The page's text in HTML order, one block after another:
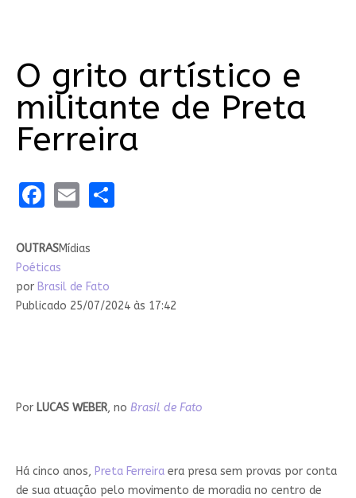
O grito artístico e
militante de Preta
Ferreira
Facebook
EmailShare
OUTRASMídias
Poéticas
por Brasil de Fato
Publicado 25/07/2024 às 17:42
Por LUCAS WEBER, no Brasil de Fato
Há cinco anos, Preta Ferreiraera presa sem provas por conta
de sua atuação pelo movimento de moradia no centro de